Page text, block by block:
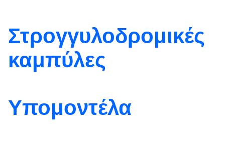
Στρογγυλοδρομικές
καμπύλες
Υπομοντέλα